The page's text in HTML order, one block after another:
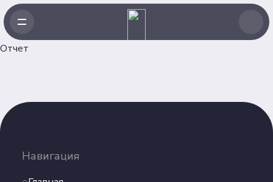
Отчет
Навигация
Главная
Новости